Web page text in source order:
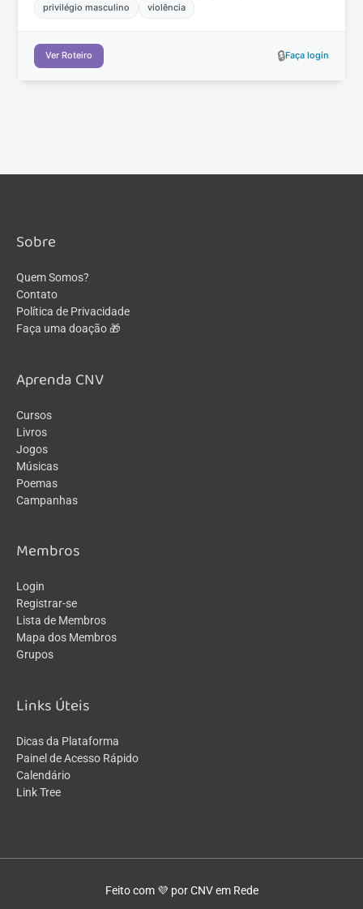
privilégio masculino
violência
Ver Roteiro 🔒Faça login
Sobre
Quem Somos?
Contato
Política de Privacidade
Faça uma doação 🎁
Aprenda CNV
Cursos
Livros
Jogos
Músicas
Poemas
Campanhas
Membros
Login
Registrar-se
Lista de Membros
Mapa dos Membros
Grupos
Links Úteis
Dicas da Plataforma
Painel de Acesso Rápido
Calendário
Link Tree
Feito com 💜 por CNV em Rede